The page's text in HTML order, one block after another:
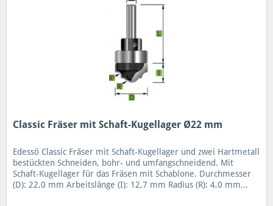
Classic Fräser mit Schaft-Kugellager Ø22 mm
Edessö Classic Fräser mit Schaft-Kugellager und zwei Hartmetall
bestückten Schneiden, bohr- und umfangschneidend. Mit
Schaft-Kugellager für das Fräsen mit Schablone. Durchmesser
(D): 22,0 mm Arbeitslänge (I): 12,7 mm Radius (R): 4,0 mm...